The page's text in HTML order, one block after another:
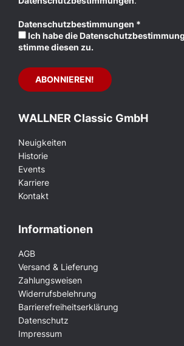
Datenschutzbestimmungen *
Ich habe die
stimme diesen zu.
WALLNER Classic GmbH
Neuigkeiten
Historie
Events
Karriere
Kontakt
Informationen
AGB
Versand & Lieferung
Zahlungsweisen
Widerrufsbelehrung
Barrierefreiheitserklärung
Datenschutz
Impressum